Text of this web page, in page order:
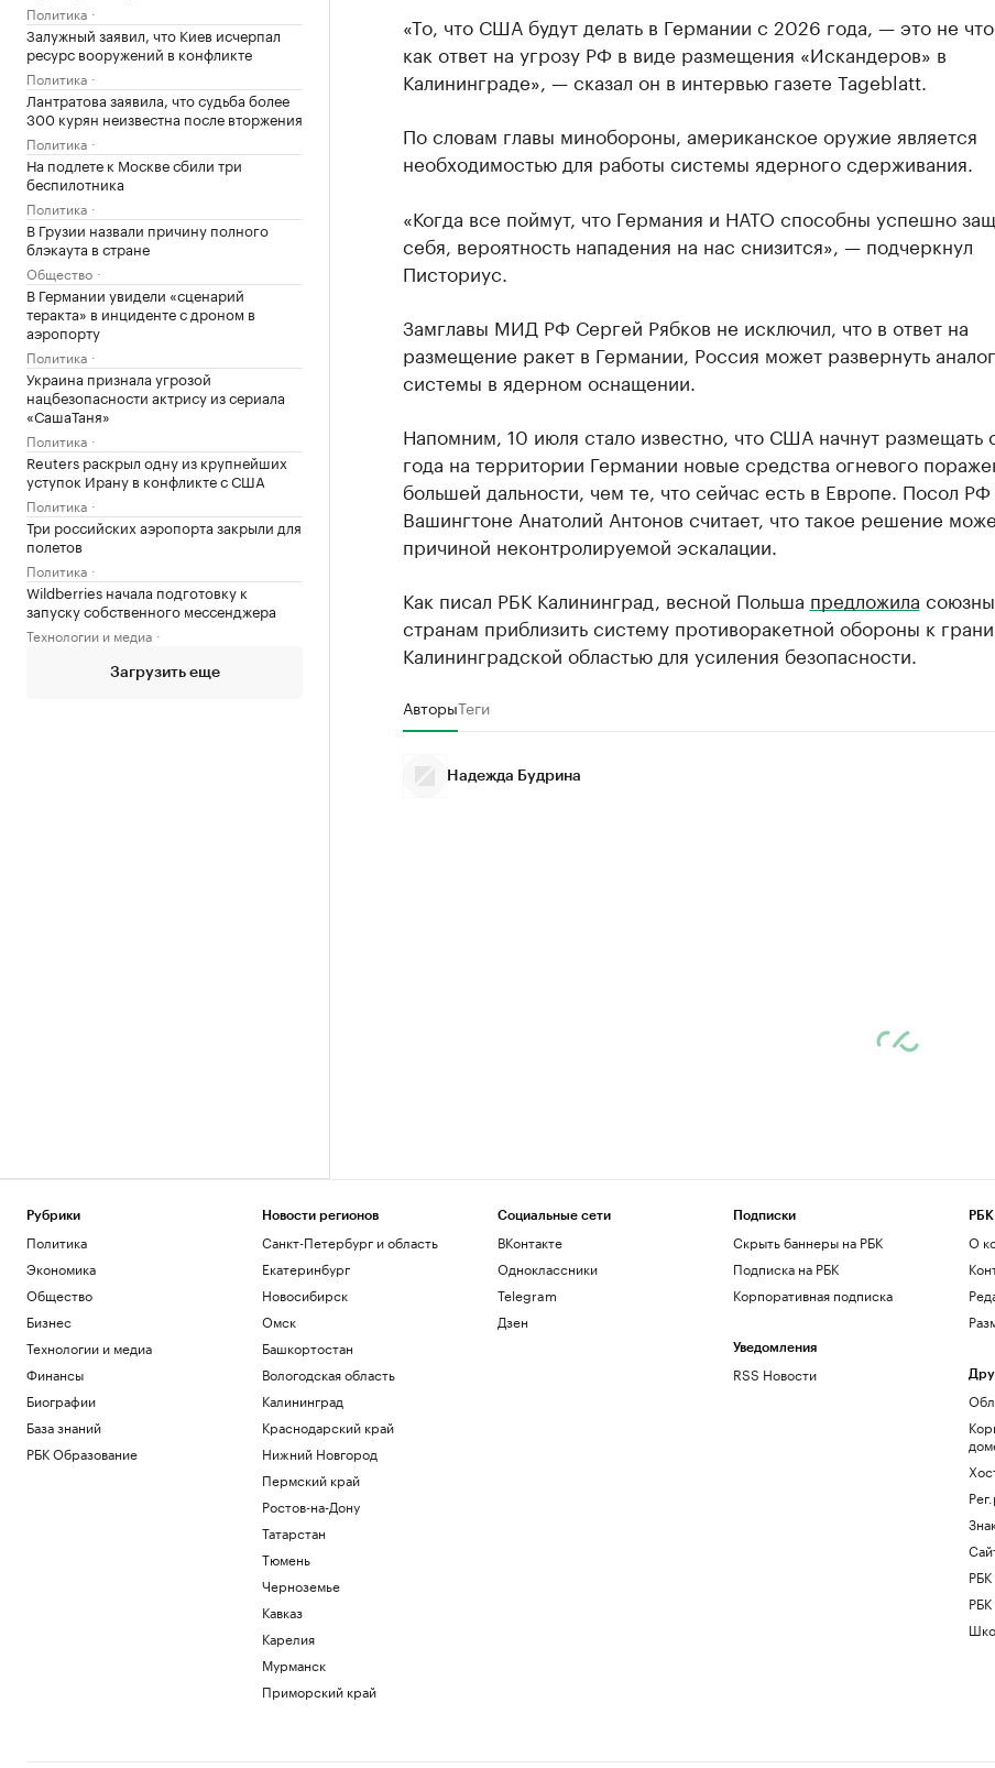
Политика
Залужный заявил, что Киев исчерпал
ресурс вооружений в конфликте
Политика
Лантратова заявила, что судьба более
300 курян неизвестна после вторжения
Политика
На подлете к Москве сбили три
беспилотника
Политика
В Грузии назвали причину полного
блэкаута в стране
Общество
В Германии увидели «сценарий
теракта» в инциденте с дроном в
аэропорту
Политика
Украина признала угрозой
нацбезопасности актрису из сериала
«СашаТаня»
Политика
Reuters раскрыл одну из крупнейших
уступок Ирану в конфликте с США
Политика
Три российских аэропорта закрыли для
полетов
Политика
Wildberries начала подготовку к
запуску собственного мессенджера
Технологии и медиа
Загрузить еще
«То, что США будут делать в Германии с 2026 года, — это не что
как ответ на угрозу РФ в виде размещения «Искандеров» в
Калининграде», — сказал он в интервью газете Tageblatt.
По словам главы минобороны, американское оружие является
необходимостью для работы системы ядерного сдерживания.
«Когда все поймут, что Германия и НАТО способны успешно
себя, вероятность нападения на нас снизится», — подчеркнул
Писториус.
Замглавы МИД РФ Сергей Рябков не исключил, что в ответ на
размещение ракет в Германии, Россия может развернуть
системы в ядерном оснащении.
Напомним, 10 июля стало известно, что США начнут размещать
года на территории Германии новые средства огневого
большей дальности, чем те, что сейчас есть в Европе. Посол РФ
Вашингтоне Анатолий Антонов считает, что такое решение
причиной неконтролируемой эскалации.
Как писал РБК Калининград, весной Польша предложила
странам приблизить систему противоракетной обороны к
Калининградской областью для усиления безопасности.
АвторыТеги
Надежда Будрина
Рубрики
Политика
Экономика
Общество
Бизнес
Технологии и медиа
Финансы
Биографии
База знаний
РБК Образование
Новости регионов
Санкт-Петербург и область
Екатеринбург
Новосибирск
Омск
Башкортостан
Вологодская область
Калининград
Краснодарский край
Нижний Новгород
Пермский край
Ростов-на-Дону
Татарстан
Тюмень
Черноземье
Кавказ
Карелия
Мурманск
Приморский край
Социальные сети
ВКонтакте
Одноклассники
Telegram
Дзен
Подписки
Скрыть баннеры на РБК
Подписка на РБК
Корпоративная подписка
Уведомления
RSS Новости
РБК
О